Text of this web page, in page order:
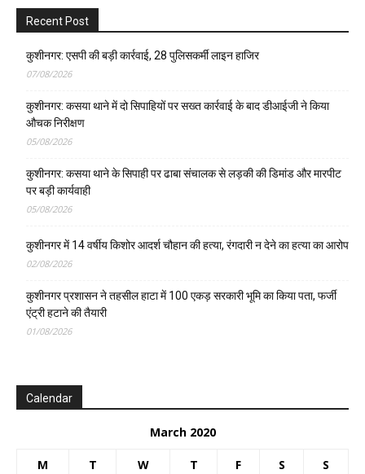
Recent Post
कुशीनगर: एसपी की बड़ी कार्रवाई, 28 पुलिसकर्मी लाइन हाजिर
07/08/2026
कुशीनगर: कसया थाने में दो सिपाहियों पर सख्त कार्रवाई के बाद डीआईजी ने किया
औचक निरीक्षण
05/08/2026
कुशीनगर: कसया थाने के सिपाही पर ढाबा संचालक से लड़की की डिमांड और मारपीट
पर बड़ी कार्यवाही
05/08/2026
कुशीनगर में 14 वर्षीय किशोर आदर्श चौहान की हत्या, रंगदारी न देने का हत्या का आरोप
02/08/2026
कुशीनगर प्रशासन ने तहसील हाटा में 100 एकड़ सरकारी भूमि का किया पता, फर्जी
एंट्री हटाने की तैयारी
01/08/2026
Calendar
March 2020
M T W T F S S